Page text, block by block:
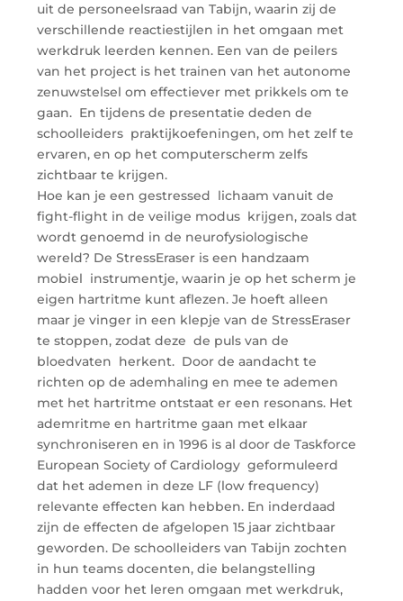
uit de personeelsraad van Tabijn, waarin zij de
verschillende reactiestijlen in het omgaan met
werkdruk leerden kennen. Een van de peilers
van het project is het trainen van het autonome
zenuwstelsel om effectiever met prikkels om te
gaan. En tijdens de presentatie deden de
schoolleiders praktijkoefeningen, om het zelf te
ervaren, en op het computerscherm zelfs
zichtbaar te krijgen.
Hoe kan je een gestressed lichaam vanuit de
fight-flight in de veilige modus krijgen, zoals dat
wordt genoemd in de neurofysiologische
wereld? De StressEraser is een handzaam
mobiel instrumentje, waarin je op het scherm je
eigen hartritme kunt aflezen. Je hoeft alleen
maar je vinger in een klepje van de StressEraser
te stoppen, zodat deze de puls van de
bloedvaten herkent. Door de aandacht te
richten op de ademhaling en mee te ademen
met het hartritme ontstaat er een resonans. Het
ademritme en hartritme gaan met elkaar
synchroniseren en in 1996 is al door de Taskforce
European Society of Cardiology geformuleerd
dat het ademen in deze LF (low frequency)
relevante effecten kan hebben. En inderdaad
zijn de effecten de afgelopen 15 jaar zichtbaar
geworden. De schoolleiders van Tabijn zochten
in hun teams docenten, die belangstelling
hadden voor het leren omgaan met werkdruk,